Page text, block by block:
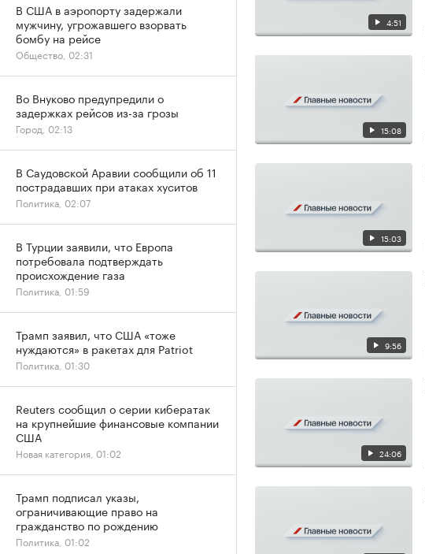
4:51
15:08
15:03
9:56
24:06
В США в аэропорту задержали
мужчину, угрожавшего взорвать
бомбу на рейсе
Общество, 02:31
Во Внуково предупредили о
задержках рейсов из-за грозы
Город, 02:13
В Саудовской Аравии сообщили об 11
пострадавших при атаках хуситов
Политика, 02:07
В Турции заявили, что Европа
потребовала подтверждать
происхождение газа
Политика, 01:59
Трамп заявил, что США «тоже
нуждаются» в ракетах для Patriot
Политика, 01:30
Reuters сообщил о серии кибератак
на крупнейшие финансовые компании
США
Новая категория, 01:02
Трамп подписал указы,
ограничивающие право на
гражданство по рождению
Политика, 01:02